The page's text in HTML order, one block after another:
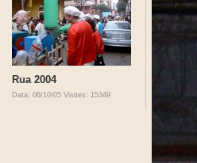
Rua 2004
Data: 06/10/05 Visites: 15349